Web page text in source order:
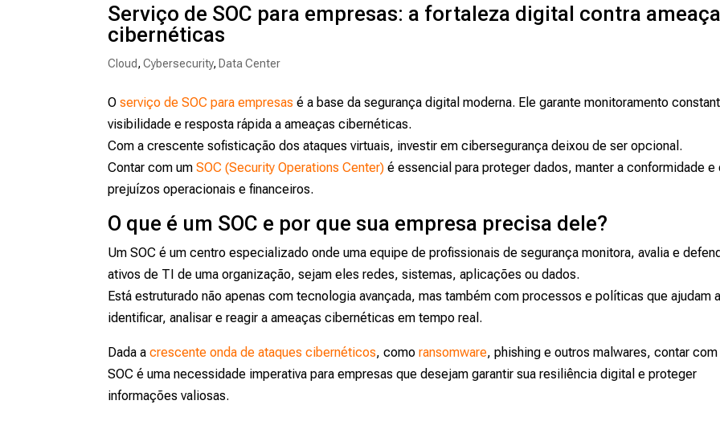
Serviço de SOC para empresas: a fortaleza digital contra
cibernéticas
Cloud,Cybersecurity, Data Center
Oserviço de SOC para empresas é a base da segurança digital moderna. Ele garante monitoramento
visibilidade e resposta rápida a ameaças cibernéticas.
Com a crescente sofisticação dos ataques virtuais, investir em cibersegurança deixou de ser opcional.
Contar com umSOC (Security Operations Center)é essencial para proteger dados, manter a conformidade e
prejuízos operacionais e financeiros.
O que é um SOC e por que sua empresa precisa dele?
Um SOC é um centro especializado onde uma equipe de profissionais de segurança monitora, avalia e
ativos de TI de uma organização, sejam eles redes, sistemas, aplicações ou dados.
Está estruturado não apenas com tecnologia avançada, mas também com processos e políticas que ajudam a
identificar, analisar e reagir a ameaças cibernéticas em tempo real.
Dada a crescente onda de ataques cibernéticos, comoransomware, phishing e outros malwares, contar com
SOC é uma necessidade imperativa para empresas que desejam garantir sua resiliência digital e proteger
informações valiosas.